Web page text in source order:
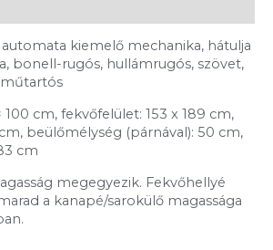
kiemelő mechanika, hátulja
bonell-rugós, hullámrugós, szövet,
100 cm, fekvőfelület: 153 x 189 cm,
beülőmélység (párnával): 50 cm,
cm
megegyezik. Fekvőhellyé
a kanapé/sarokülő magassága